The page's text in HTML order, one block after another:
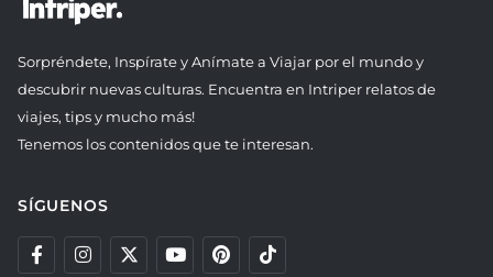
Sorpréndete, Inspírate y Anímate a Viajar por el mundo y
descubrir nuevas culturas. Encuentra en Intriper relatos de
viajes, tips y mucho más!
Tenemos los contenidos que te interesan.
SÍGUENOS